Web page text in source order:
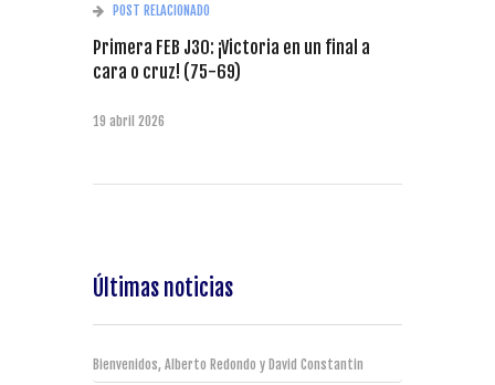
POST RELACIONADO
Primera FEB J30: ¡Victoria en un final a
cara o cruz! (75-69)
19 abril 2026
Últimas noticias
Bienvenidos, Alberto Redondo y David Constantin